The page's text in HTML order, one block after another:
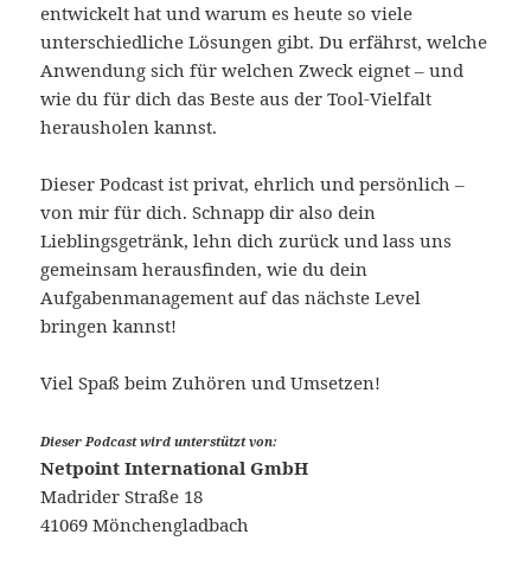
entwickelt hat und warum es heute so viele
unterschiedliche Lösungen gibt. Du erfährst, welche
Anwendung sich für welchen Zweck eignet – und
wie du für dich das Beste aus der Tool-Vielfalt
herausholen kannst.
Dieser Podcast ist privat, ehrlich und persönlich –
von mir für dich. Schnapp dir also dein
Lieblingsgetränk, lehn dich zurück und lass uns
gemeinsam herausfinden, wie du dein
Aufgabenmanagement auf das nächste Level
bringen kannst!
Viel Spaß beim Zuhören und Umsetzen!
Dieser Podcast wird unterstützt von:
Netpoint International GmbH
Madrider Straße 18
41069 Mönchengladbach